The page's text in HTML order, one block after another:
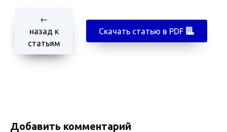
←
назад к
статьям
Скачать статью в PDF
Добавить комментарий